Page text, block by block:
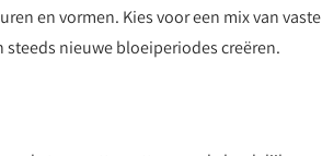
en vormen. Kies voor een mix van vaste
nieuwe bloeiperiodes creëren.